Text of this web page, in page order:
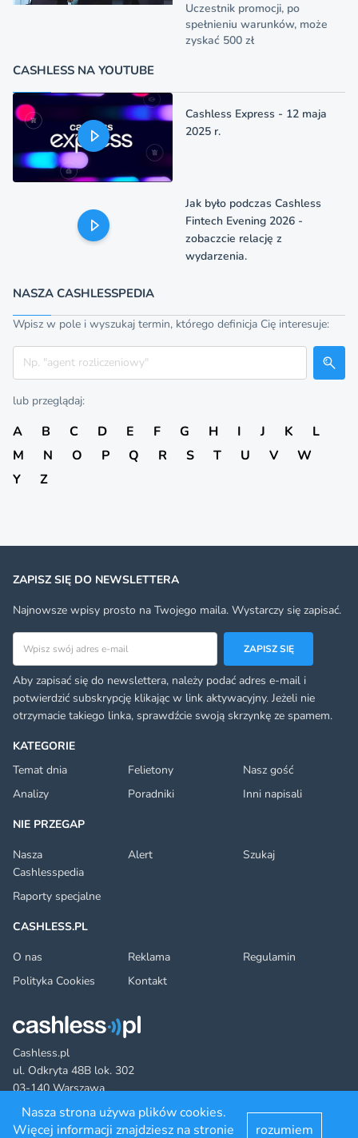
Uczestnik promocji, po
spełnieniu warunków, może
zyskać 500 zł
CASHLESS NA YOUTUBE
Cashless Express - 12 maja
2025 r.
Jak było podczas Cashless
Fintech Evening 2026 -
zobaczcie relację z
wydarzenia.
NASZA CASHLESSPEDIA
Wpisz w pole i wyszukaj termin, którego definicja Cię interesuje:
Szukaj
lub przeglądaj:
A B C D E F G H I J K
L
M
N O P Q R S T U V
W
Y
Z
Cashless.pl
ul. Odkryta 48B lok. 302
03-140 Warszawa
KATEGORIE
Temat dnia
Felietony
Nasz gość
Analizy
Poradniki
Inni napisali
NIE PRZEGAP
Nasza
Cashlesspedia
Alert Szukaj
Raporty specjalne
CASHLESS.PL
O nas
Reklama
Regulamin
Polityka Cookies
Kontakt
ZAPISZ SIĘ DO NEWSLETTERA
Najnowsze wpisy prosto na Twojego maila. Wystarczy się zapisać.
ZAPISZ SIĘ
Aby zapisać się do newslettera, należy podać adres e-mail i
potwierdzić subskrypcję klikając w link aktywacyjny. Jeżeli nie
otrzymacie takiego linka, sprawdźcie swoją skrzynkę ze spamem.
Nasza strona używa plików cookies.
Więcej informacji znajdziesz na stronie
rozumiem